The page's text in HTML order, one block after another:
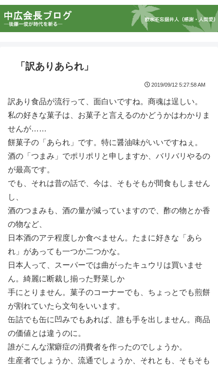
「訳ありあられ」
2019/09/12 5:27:58 AM
訳あり食品が流行って、面白いですね。商魂は逞しい。
私の好きな菓子は、お菓子と言えるのかどうかはわかりま
せんが……
餅菓子の「あられ」です。特に醤油味がいいですねぇ。
酒の「つまみ」でポリポリと申しますか、バリバリやるの
が最高です。
でも、それは昔の話で、今は、そもそもが間食もしません
し、
酒のつまみも、酒の量が減っていますので、酢の物とか香
の物など、
日本酒のアテ程度しか食べません。たまに好きな「あら
れ」があっても一つか二つかな。
日本人って、スーパーでは曲がったキュウリは買いませ
ん。綺麗に断裁し揃った野菜しか
手にとりません。菓子のコーナーでも、ちょっとでも煎餅
が割れていたら文句をいいます。
缶詰でも缶に凹みでもあれば、誰も手を出しません。商品
の価値とは違うのに。
誰がこんな潔癖症の消費者を作ったのでしょうか。
生産者でしょうか、流通でしょうか、それとも、そもそも